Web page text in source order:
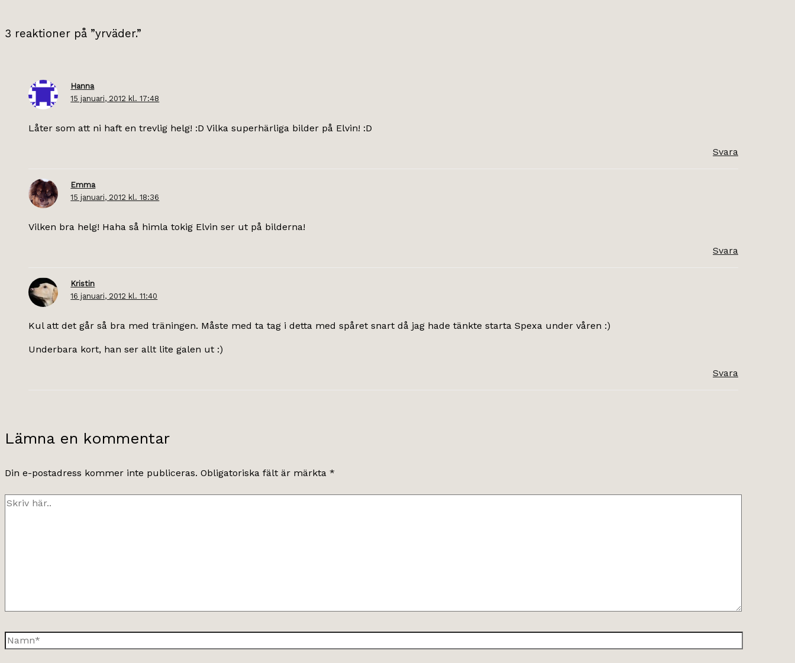
3 reaktioner på ”yrväder.”
Hanna
15 januari, 2012 kl. 17:48
Låter som att ni haft en trevlig helg! :D Vilka superhärliga bilder på Elvin! :D
Svara
Emma
15 januari, 2012 kl. 18:36
Vilken bra helg! Haha så himla tokig Elvin ser ut på bilderna!
Svara
Kristin
16 januari, 2012 kl. 11:40
Kul att det går så bra med träningen. Måste med ta tag i detta med spåret snart då jag hade tänkte starta Spexa under våren :)
Underbara kort, han ser allt lite galen ut :)
Svara
Lämna en kommentar
Din e-postadress kommer inte publiceras. Obligatoriska fält är märkta *
Skriv
Namn*